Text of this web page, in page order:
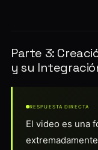
Parte 3:
y su
RESPUESTA DIRECTA
El video es una